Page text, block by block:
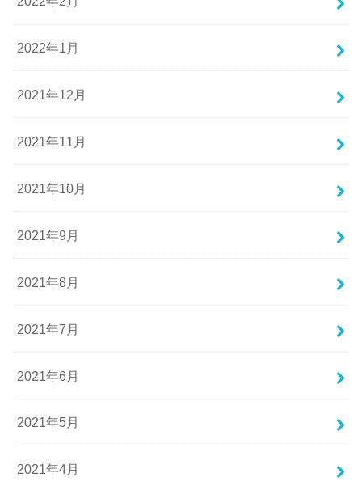
2022年1月
2021年12月
2021年11月
2021年10月
2021年9月
2021年8月
2021年7月
2021年6月
2021年5月
2021年4月